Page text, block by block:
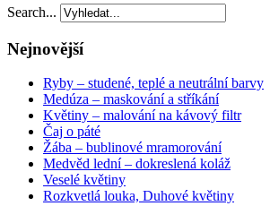
Search...
Nejnovější
Ryby – studené, teplé a neutrální barvy
Medúza – maskování a stříkání
Květiny – malování na kávový filtr
Čaj o páté
Žába – bublinové mramorování
Medvěd lední – dokreslená koláž
Veselé květiny
Rozkvetlá louka, Duhové květiny